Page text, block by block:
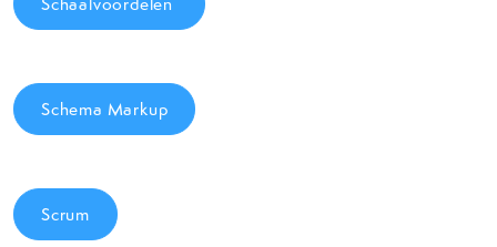
Schema Markup
Scrum